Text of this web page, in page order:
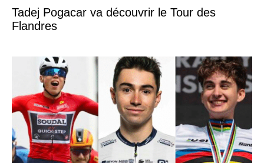
Tadej Pogacar va découvrir le Tour des
Flandres